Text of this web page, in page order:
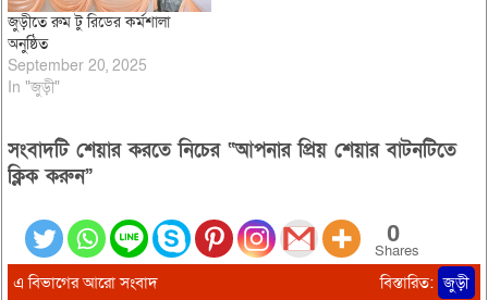
জুড়ীতে রুম টু রিডের কর্মশালা
অনুষ্ঠিত
September 20, 2025
In "জুড়ী"
সংবাদটি শেয়ার করতে নিচের “আপনার প্রিয় শেয়ার বাটনটিতে
ক্লিক করুন”
0
Shares
এ বিভাগের আরো সংবাদ বিস্তারিত: জুড়ী